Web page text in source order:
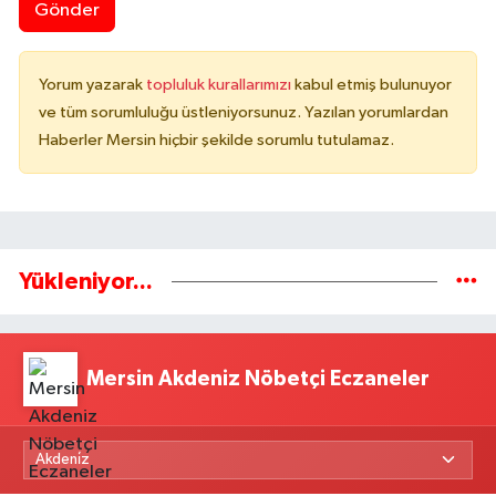
Gönder
Yorum yazarak topluluk kurallarımızı kabul etmiş bulunuyor
ve tüm sorumluluğu üstleniyorsunuz. Yazılan yorumlardan
Haberler Mersin hiçbir şekilde sorumlu tutulamaz.
Yükleniyor...
Mersin Akdeniz Nöbetçi Eczaneler